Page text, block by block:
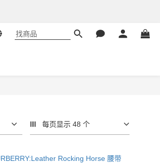
每页显示 48 个